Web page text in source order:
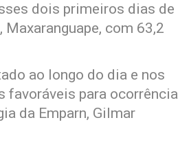
dois primeiros dias de
com 63,2
ao longo do dia e nos
favoráveis para ocorrência
da Emparn, Gilmar